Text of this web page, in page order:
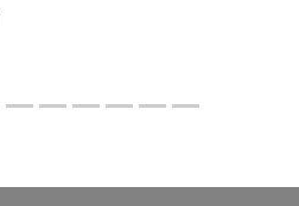
5 6 7 8 9 10